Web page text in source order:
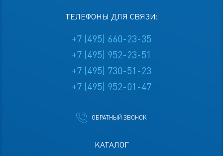
КАТАЛОГ
ТЕЛЕФОНЫ ДЛЯ СВЯЗИ:
+7 (495) 660-23-35
+7 (495) 952-23-51
+7 (495) 730-51-23
+7 (495) 952-01-47
ОБРАТНЫЙ ЗВОНОК